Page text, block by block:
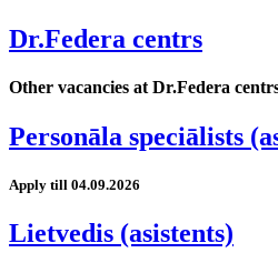
Dr.Federa centrs
Other vacancies at Dr.Federa
Personāla speciālists
Apply till 04.09.2026
Lietvedis (asistents)